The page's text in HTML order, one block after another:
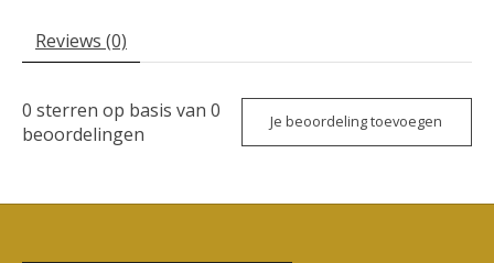
Reviews (0)
0 sterren op basis van 0
beoordelingen
Je beoordeling toevoegen